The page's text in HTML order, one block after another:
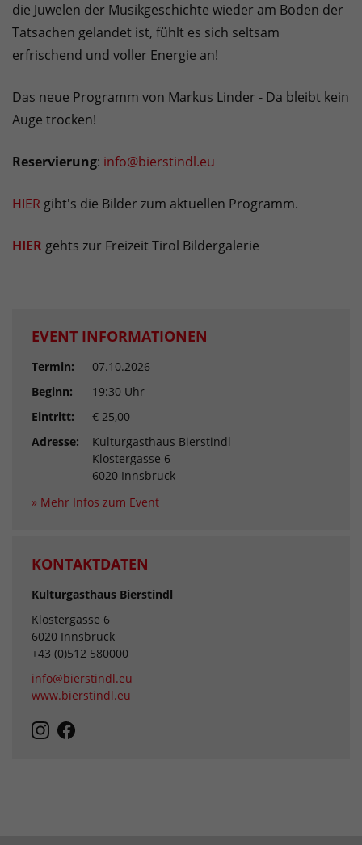
die Juwelen der Musikgeschichte wieder am Boden der
Tatsachen gelandet ist, fühlt es sich seltsam
erfrischend und voller Energie an!
Das neue Programm von Markus Linder - Da bleibt kein
Auge trocken!
Reservierung: info@bierstindl.eu
HIER gibt's die Bilder zum aktuellen Programm.
HIER gehts zur Freizeit Tirol Bildergalerie
EVENT INFORMATIONEN
Termin:
07.10.2026
Beginn:
19:30 Uhr
Eintritt:
€ 25,00
Adresse:
Kulturgasthaus Bierstindl
Klostergasse 6
6020 Innsbruck
» Mehr Infos zum Event
KONTAKTDATEN
Kulturgasthaus Bierstindl
Klostergasse 6
6020 Innsbruck
+43 (0)512 580000
info@bierstindl.eu
www.bierstindl.eu